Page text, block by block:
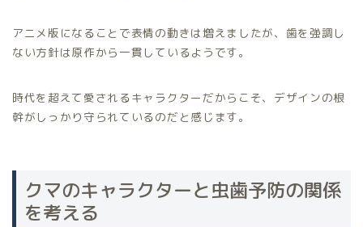
アニメ版になることで表情の動きは増えましたが、歯を強調し
ない方針は原作から一貫しているようです。
時代を超えて愛されるキャラクターだからこそ、デザインの根
幹がしっかり守られているのだと感じます。
クマのキャラクターと虫歯予防の関係
を考える